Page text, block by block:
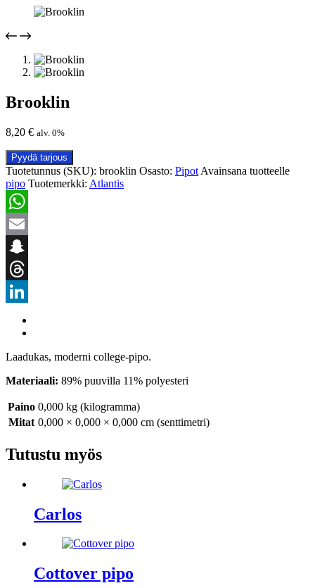
Brooklin
8,20 € alv. 0%
Pyydä tarjous
Tuotetunnus (SKU): brooklin Osasto: Pipot Avainsana tuotteelle
pipo Tuotemerkki: Atlantis
WhatsApp
Email
Snapchat
Threads
Laadukas, moderni college-pipo.
Materiaali: 89% puuvilla 11% polyesteri
Paino 0,000 kg (kilogramma)
Mitat 0,000 × 0,000 × 0,000 cm (senttimetri)
Tutustu myös
Carlos
Cottover pipo